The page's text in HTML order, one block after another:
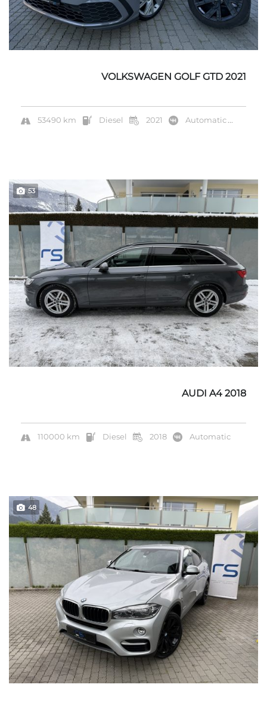
VOLKSWAGEN GOLF GTD 2021
53490 km Diesel 2021 Automatic...
53
AUDI A4 2018
110000 km Diesel 2018 Automatic
48